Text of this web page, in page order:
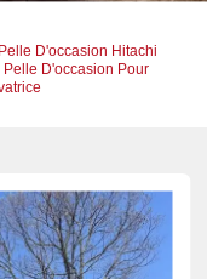
D'occasion Hitachi
Pelle D'occasion Pour